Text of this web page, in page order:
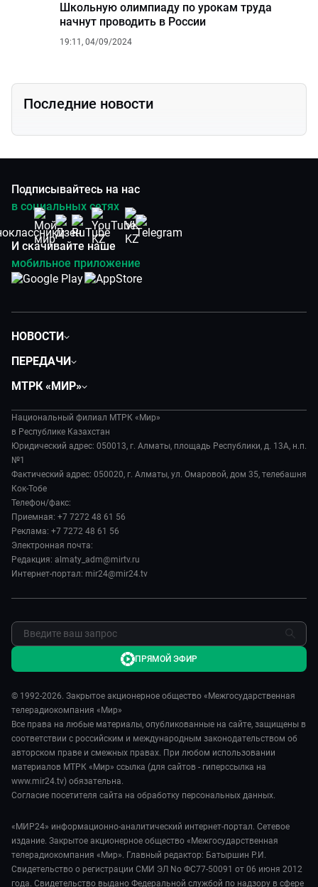
Школьную олимпиаду по урокам труда
начнут проводить в России
19:11, 04/09/2024
Последние новости
Подписывайтесь на нас
в социальных сетях
И скачивайте наше
мобильное приложение
НОВОСТИ
Экономика
Происшествия
Наука и технологии
Здоровье и медицина
Спорт
Авто
Культура
ПЕРЕДАЧИ
Вместе выгодно
Евразия. Культурно
Евразия. Регионы
Наши иностранцы
Пять причин поехать в...
Сделано в Содружестве
МТРК «МИР»
История
Руководство
Лица мира
Пресса о нас
Карьера
Реклама
Обратная связь
Национальный филиал МТРК «Мир»
в Республике Казахстан
Юридический адрес: 050013, г. Алматы, площадь Республики, д. 13А, н.п.
№1
Фактический адрес: 050020, г. Алматы, ул. Омаровой, дом 35, телебашня
Кок-Тобе
Телефон/факс:
Приемная: +7 7272 48 61 56
Реклама: +7 7272 48 61 56
Электронная почта:
Редакция: almaty_adm@mirtv.ru
Интернет-портал: mir24@mir24.tv
© 1992-2026. Закрытое акционерное общество «Межгосударственная
телерадиокомпания «Мир»
Все права на любые материалы, опубликованные на сайте, защищены в
соответствии с российским и международным законодательством об
авторском праве и смежных правах. При любом использовании
материалов МТРК «Мир» ссылка (для сайтов - гиперссылка на
www.mir24.tv) обязательна.
Согласие посетителя сайта на обработку персональных данных.
«МИР24» информационно-аналитический интернет-портал. Сетевое
издание. Закрытое акционерное общество «Межгосударственная
телерадиокомпания «Мир». Главный редактор: Батыршин Р.И.
Свидетельство о регистрации СМИ ЭЛ No ФС77-50091 от 06 июня 2012
года. Свидетельство выдано Федеральной службой по надзору в сфере
ПРЯМОЙ ЭФИР